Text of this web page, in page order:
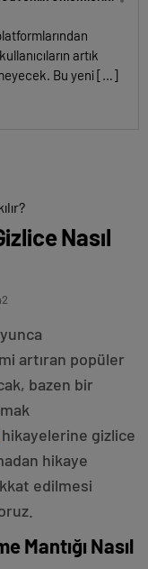
artık
Bu yeni […]
Nasıl
artıran popüler
bazen bir
hikayelerine gizlice
hikaye
edilmesi
Mantığı Nasıl